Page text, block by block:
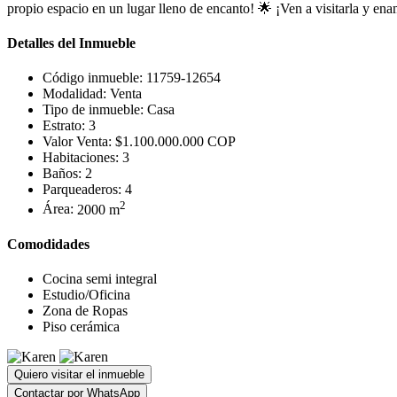
propio espacio en un lugar lleno de encanto! 🌟 ¡Ven a visitarla y
Detalles del Inmueble
Código inmueble: 11759-12654
Modalidad: Venta
Tipo de inmueble: Casa
Estrato: 3
Valor Venta: $1.100.000.000 COP
Habitaciones: 3
Baños: 2
Parqueaderos: 4
Área: 2000 m2
Comodidades
Cocina semi integral
Estudio/Oficina
Zona de Ropas
Piso cerámica
Quiero visitar el inmueble
Contactar por WhatsApp